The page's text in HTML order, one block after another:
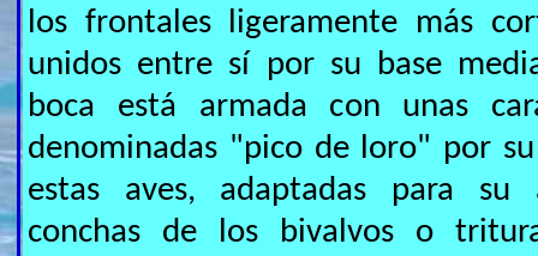
los frontales ligeramente más
unidos entre sí por su base
boca está armada con unas
denominadas "pico de loro" por
estas aves, adaptadas para su
conchas de los bivalvos o